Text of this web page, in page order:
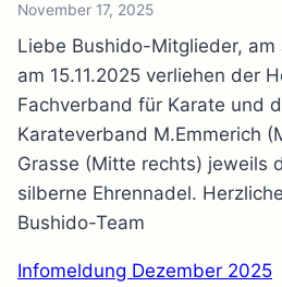
November 17, 2025
Liebe Bushido-Mitglieder, am
am 15.11.2025 verliehen der
Fachverband für Karate und
Karateverband M.Emmerich
Grasse (Mitte rechts) jeweils
silberne Ehrennadel.
Bushido-Team
Infomeldung Dezember 2025